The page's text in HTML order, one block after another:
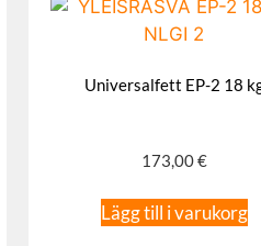
Universalfett EP-2 18
173,00€
Lägg till i varukorg